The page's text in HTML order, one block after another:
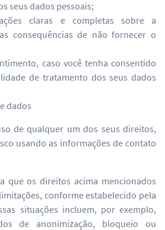
seus dados pessoais;
claras e completas sobre a
consequências de não fornecer o
caso você tenha consentido
de tratamento dos seus dados
dados
de qualquer um dos seus direitos,
usando as informações de contato
que os direitos acima mencionados
conforme estabelecido pela
situações incluem, por exemplo,
de anonimização, bloqueio ou